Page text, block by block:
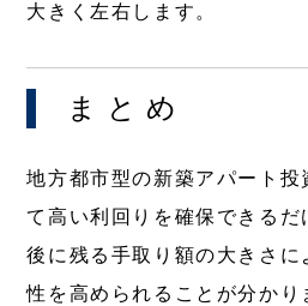
大きく左右します。
まとめ
地方都市型の新築アパート投
て高い利回りを確保できるだ
後に残る手取り額の大きさに
性を高められることが分かり